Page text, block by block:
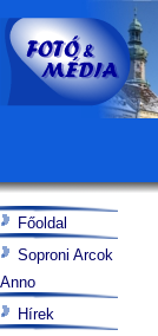
Főoldal
Soproni Arcok
Anno
Hírek